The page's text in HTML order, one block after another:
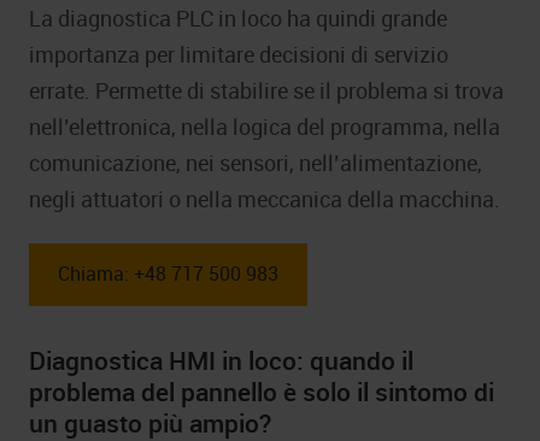
La diagnostica PLC in loco ha quindi grande
importanza per limitare decisioni di servizio
errate. Permette di stabilire se il problema si trova
nell’elettronica, nella logica del programma, nella
comunicazione, nei sensori, nell’alimentazione,
negli attuatori o nella meccanica della macchina.
Chiama: +48 717 500 983
Diagnostica HMI in loco: quando il
problema del pannello è solo il sintomo di
un guasto più ampio?